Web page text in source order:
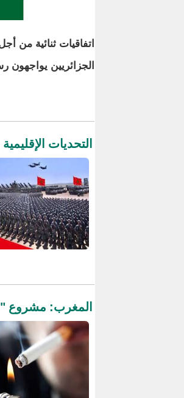
اتفاقيات ثنائية من
الجزائريين
التحديات
المغرب: مشروع "قانون المالية 2025"